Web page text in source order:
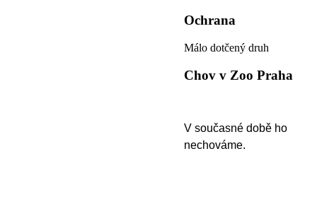
Ochrana
Málo dotčený druh
Chov v Zoo Praha
V současné době ho
nechováme.